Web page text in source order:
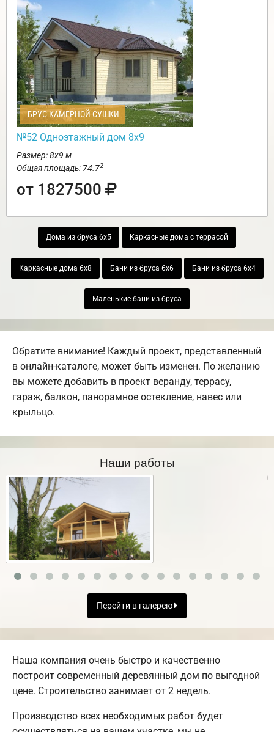
БРУС КАМЕРНОЙ СУШКИ
№52 Одноэтажный дом 8х9
Размер: 8х9 м
Общая площадь: 74.72
от 1827500
Дома из бруса 6х5 Каркасные дома с террасой
Каркасные дома 6х8 Бани из бруса 6х6 Бани из бруса 6х4
Маленькие бани из бруса
Обратите внимание! Каждый проект, представленный
в онлайн-каталоге, может быть изменен. По желанию
вы можете добавить в проект веранду, террасу,
гараж, балкон, панорамное остекление, навес или
крыльцо.
Наши работы
Перейти в галерею
Наша компания очень быстро и качественно
построит современный деревянный дом по выгодной
цене. Строительство занимает от 2 недель.
Производство всех необходимых работ будет